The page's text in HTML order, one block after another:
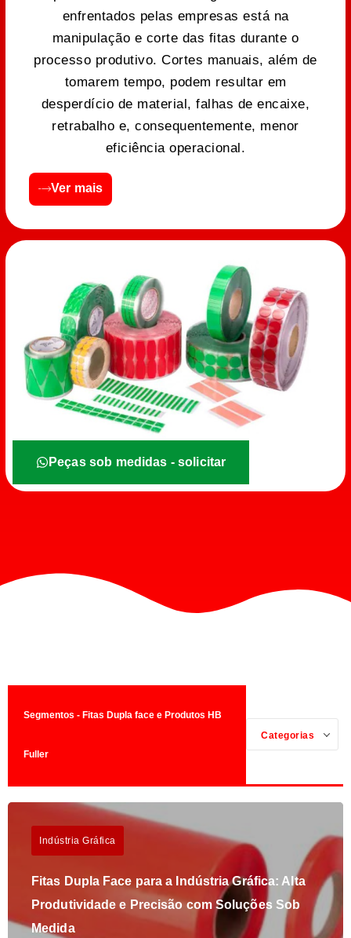
enfrentados pelas empresas está na
manipulação e corte das fitas durante o
processo produtivo. Cortes manuais, além de
tomarem tempo, podem resultar em
desperdício de material, falhas de encaixe,
retrabalho e, consequentemente, menor
eficiência operacional.
Ver mais
Peças sob medidas - solicitar
Segmentos - Fitas Dupla face e Produtos HB
Fuller
Categorias
Indústria Gráfica
Fitas Dupla Face para a Indústria Gráfica: Alta
Produtividade e Precisão com Soluções Sob
Medida